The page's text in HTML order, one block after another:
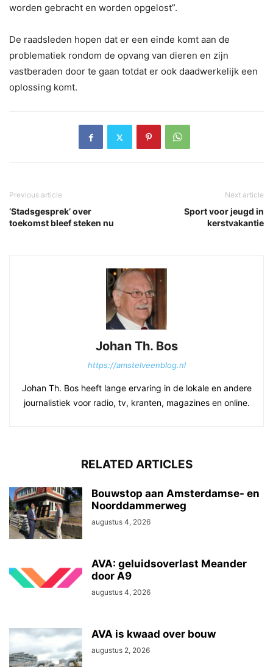
worden gebracht en worden opgelost”.
De raadsleden hopen dat er een einde komt aan de
problematiek rondom de opvang van dieren en zijn
vastberaden door te gaan totdat er ook daadwerkelijk een
oplossing komt.
Previous article
‘Stadsgesprek’ over
toekomst bleef steken nu
Next article
Sport voor jeugd in
kerstvakantie
Johan Th. Bos
https://amstelveenblog.nl
Johan Th. Bos heeft lange ervaring in de lokale en andere
journalistiek voor radio, tv, kranten, magazines en online.
RELATED ARTICLES
Bouwstop aan Amsterdamse- en
Noorddammerweg
augustus 4, 2026
AVA: geluidsoverlast Meander
door A9
augustus 4, 2026
AVA is kwaad over bouw
augustus 2, 2026